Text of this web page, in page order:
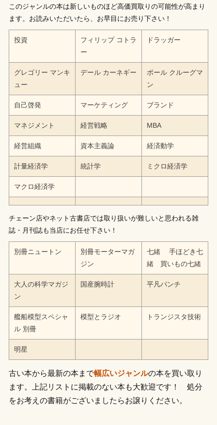
このジャンルの本は新しいものほど高価買取りの可能性が高まり
ます。お読みいただいたら、お早目にお売り下さい！
投資
フィリップ コトラ
ー
ドラッガー
グレゴリー マンキ
ュー
デール カーネギー
ポール クルーグマ
ン
自己啓発 マーケティング ブランド
マネジメント 経営戦略 MBA
経営組織 資本主義論 経済動学
計量経済学 統計学 ミクロ経済学
マクロ経済学
チェーン店やネット古書店では取り扱いが難しいと思われる雑
誌・月刊誌も当店にお任せ下さい！
別冊ニュートン
別冊モーターマガ
ジン
七緒 手ほどき七
緒 買いもの七緒
大人の科学マガジ
ン
国産腕時計 平凡パンチ
艦船模型スペシャ
ル 別冊
模型とラジオ トランジスタ技術
明星
古い本から最新の本まで幅広いジャンルの本を買い取り
ます。上記リストに掲載のない本も大歓迎です！ 処分
をお考えの書籍がございましたらお譲りください。